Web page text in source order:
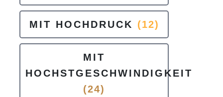
MIT HOCHDRUCK (12)
MIT
HOCHSTGESCHWINDIGKEIT
(24)